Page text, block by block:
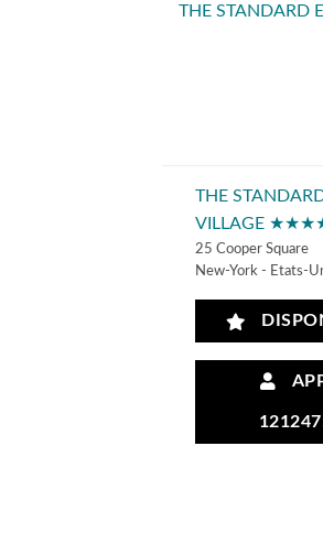
THE STANDARD
THE
VILLAGE
25 Cooper Square
New-York - Etats-